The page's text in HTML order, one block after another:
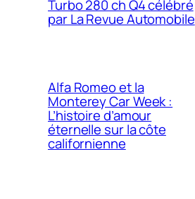
Turbo 280 ch Q4 célébré
par La Revue Automobile
Alfa Romeo et la
Monterey Car Week :
L’histoire d’amour
éternelle sur la côte
californienne